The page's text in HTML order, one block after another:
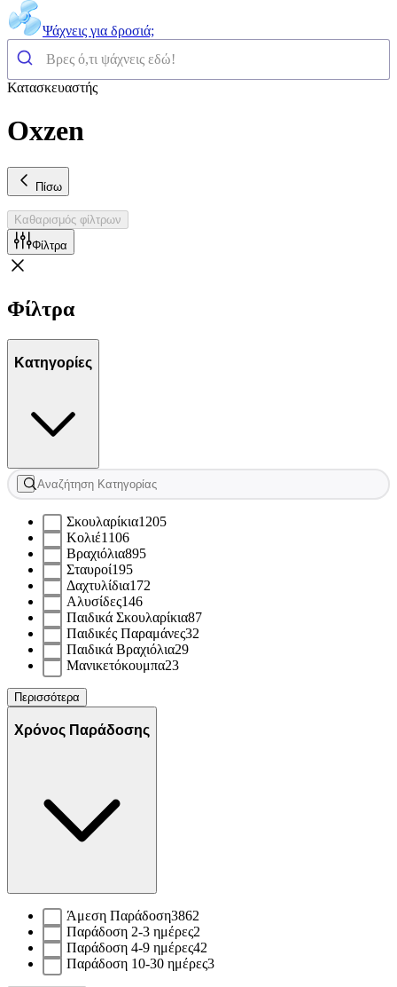
Ψάχνεις για δροσιά;
Κατασκευαστής
Oxzen
Πίσω
Καθαρισμός φίλτρων
Φίλτρα
Φίλτρα
Κατηγορίες
Σκουλαρίκια1205
Κολιέ1106
Βραχιόλια895
Σταυροί195
Δαχτυλίδια172
Αλυσίδες146
Παιδικά Σκουλαρίκια87
Παιδικές Παραμάνες32
Παιδικά Βραχιόλια29
Μανικετόκουμπα23
Περισσότερα
Χρόνος Παράδοσης
Άμεση Παράδοση3862
Παράδοση 2-3 ημέρες2
Παράδοση 4-9 ημέρες42
Παράδοση 10-30 ημέρες3